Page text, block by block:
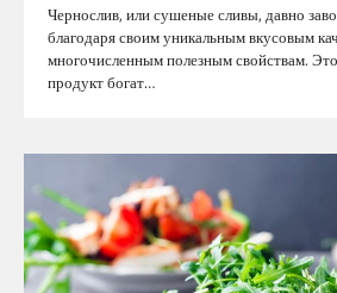
Чернослив, или сушеные сливы, давно
благодаря своим уникальным вкусовым
многочисленным полезным свойствам.
продукт богат…